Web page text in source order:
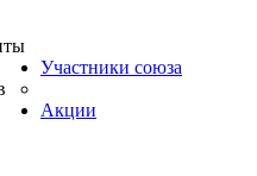
Участники союза
Акции